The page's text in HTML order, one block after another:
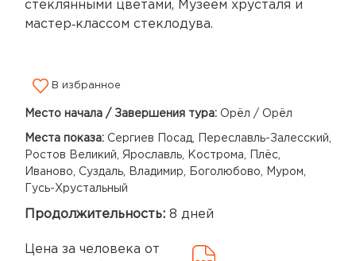
стеклянными цветами, Музеем хрусталя и
мастер‑классом стеклодува.
В избранное
Место начала / Завершения тура: Орёл / Орёл
Места показа: Сергиев Посад, Переславль-Залесский,
Ростов Великий, Ярославль, Кострома, Плёс,
Иваново, Суздаль, Владимир, Боголюбово, Муром,
Гусь-Хрустальный
Продолжительность: 8 дней
Цена за человека от